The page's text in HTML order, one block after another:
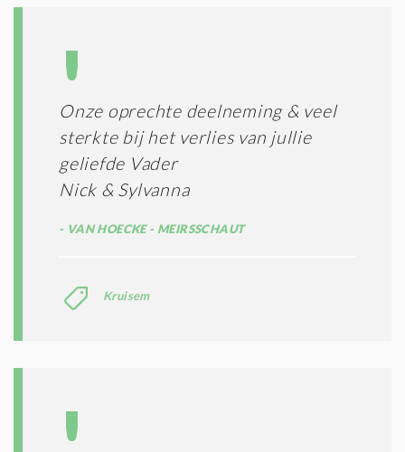
Onze oprechte deelneming & veel
sterkte bij het verlies van jullie
geliefde Vader
Nick & Sylvanna
VAN HOECKE - MEIRSSCHAUT
Kruisem